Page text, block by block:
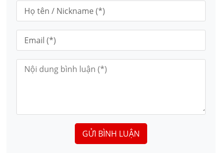
GỬI BÌNH LUẬN